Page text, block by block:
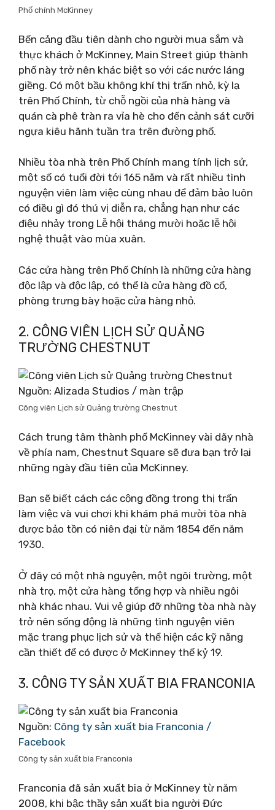
Phố chính McKinney
Bến cảng đầu tiên dành cho người mua sắm và
thực khách ở McKinney, Main Street giúp thành
phố này trở nên khác biệt so với các nước láng
giềng. Có một bầu không khí thị trấn nhỏ, kỳ lạ
trên Phố Chính, từ chỗ ngồi của nhà hàng và
quán cà phê tràn ra vỉa hè cho đến cảnh sát cưỡi
ngựa kiêu hãnh tuần tra trên đường phố.
Nhiều tòa nhà trên Phố Chính mang tính lịch sử,
một số có tuổi đời tới 165 năm và rất nhiều tình
nguyện viên làm việc cùng nhau để đảm bảo luôn
có điều gì đó thú vị diễn ra, chẳng hạn như các
điệu nhảy trong Lễ hội tháng mười hoặc lễ hội
nghệ thuật vào mùa xuân.
Các cửa hàng trên Phố Chính là những cửa hàng
độc lập và độc lập, có thể là cửa hàng đồ cổ,
phòng trưng bày hoặc cửa hàng nhỏ.
2. CÔNG VIÊN LỊCH SỬ QUẢNG
TRƯỜNG CHESTNUT
Nguồn: Alizada Studios / màn trập
Công viên Lịch sử Quảng trường Chestnut
Cách trung tâm thành phố McKinney vài dãy nhà
về phía nam, Chestnut Square sẽ đưa bạn trở lại
những ngày đầu tiên của McKinney.
Bạn sẽ biết cách các cộng đồng trong thị trấn
làm việc và vui chơi khi khám phá mười tòa nhà
được bảo tồn có niên đại từ năm 1854 đến năm
1930.
Ở đây có một nhà nguyện, một ngôi trường, một
nhà trọ, một cửa hàng tổng hợp và nhiều ngôi
nhà khác nhau. Vui vẻ giúp đỡ những tòa nhà này
trở nên sống động là những tình nguyện viên
mặc trang phục lịch sử và thể hiện các kỹ năng
cần thiết để có được ở McKinney thế kỷ 19.
3. CÔNG TY SẢN XUẤT BIA FRANCONIA
Nguồn: Công ty sản xuất bia Franconia /
Facebook
Công ty sản xuất bia Franconia
Franconia đã sản xuất bia ở McKinney từ năm
2008, khi bậc thầy sản xuất bia người Đức